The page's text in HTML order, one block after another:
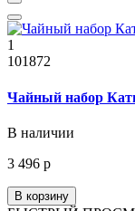
1
101872
Чайный набор
В наличии
3 496 р
В корзину